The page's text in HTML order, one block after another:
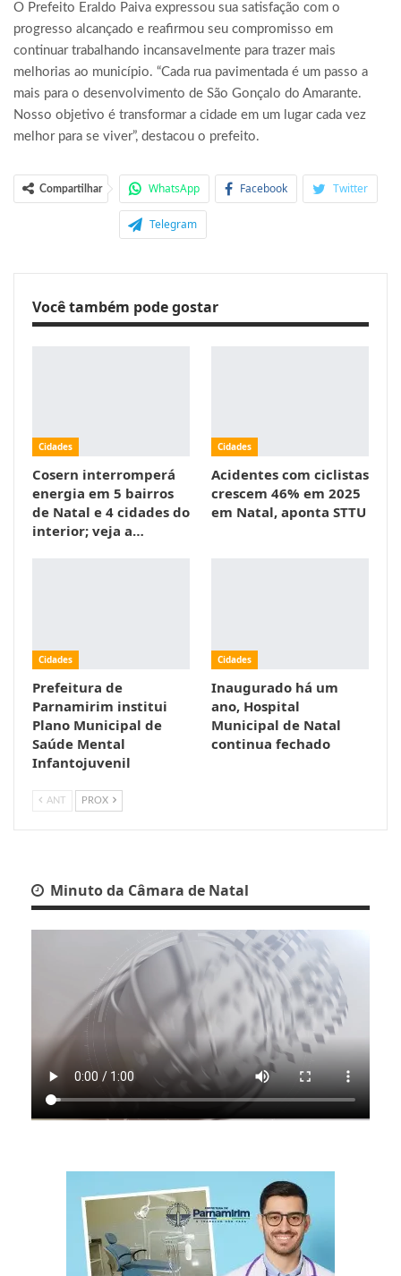
O Prefeito Eraldo Paiva expressou sua satisfação com o
progresso alcançado e reafirmou seu compromisso em
continuar trabalhando incansavelmente para trazer mais
melhorias ao município. “Cada rua pavimentada é um passo a
mais para o desenvolvimento de São Gonçalo do Amarante.
Nosso objetivo é transformar a cidade em um lugar cada vez
melhor para se viver”, destacou o prefeito.
Compartilhar WhatsApp Facebook Twitter
Telegram
Você também pode gostar
Cidades
Cosern interromperá
energia em 5 bairros
de Natal e 4 cidades do
interior; veja a…
Cidades
Acidentes com ciclistas
crescem 46% em 2025
em Natal, aponta STTU
Cidades
Prefeitura de
Parnamirim institui
Plano Municipal de
Saúde Mental
Infantojuvenil
Cidades
Inaugurado há um
ano, Hospital
Municipal de Natal
continua fechado
ANT PROX
Minuto da Câmara de Natal